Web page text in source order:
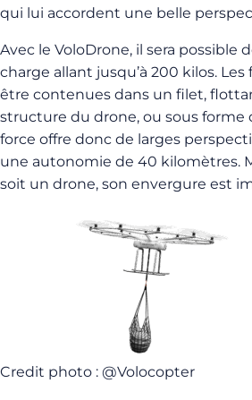
qui lui accordent une belle
Avec le VoloDrone, il sera possible
charge allant jusqu’à 200 kilos.
être contenues dans un filet,
structure du drone, ou sous forme
force offre donc de larges
une autonomie de 40 kilomètres.
soit un drone, son envergure est
Credit photo : @Volocopter